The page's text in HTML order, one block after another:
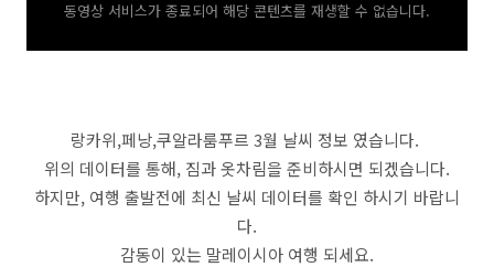
동영상 서비스가 종료되어 해당 콘텐츠를 재생할 수 없습니다.
랑카위,페낭,쿠알라룸푸르 3월 날씨 정보 였습니다.
위의 데이터를 통해, 짐과 옷차림을 준비하시면 되겠습니다.
하지만, 여행 출발전에 최신 날씨 데이터를 확인 하시기 바랍니
다.
감동이 있는 말레이시아 여행 되세요.